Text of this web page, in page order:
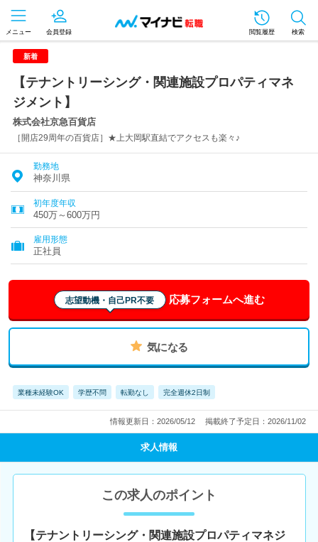
メニュー 会員登録 閲覧履歴 検索
新着
【テナントリーシング・関連施設プロパティマネ
ジメント】
株式会社京急百貨店
［開店29周年の百貨店］★上大岡駅直結でアクセスも楽々♪
勤務地
神奈川県
初年度年収
450万～600万円
雇用形態
正社員
志望動機・自己PR不要 応募フォームへ進む
気になる
業種未経験OK 学歴不問 転勤なし 完全週休2日制
情報更新日：2026/05/12 掲載終了予定日：2026/11/02
求人情報
この求人のポイント
【テナントリーシング・関連施設プロパティマネジ